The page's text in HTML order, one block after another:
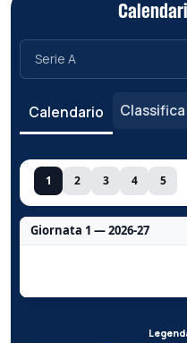
Calendario Classifica
1 2 3 4 5
Giornata 1 — 2026-27